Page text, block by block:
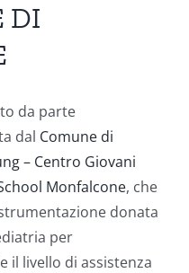
DI
da parte
dal Comune di
– Centro Giovani
Monfalcone, che
donata
per
il livello di assistenza